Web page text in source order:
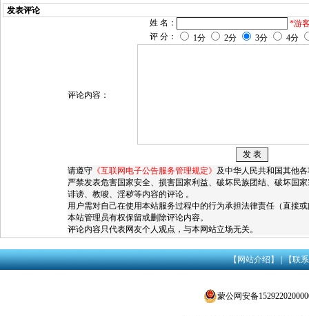
发表评论
姓 名：
*游
评 分：
1分 2分 3分 4分
评论内容：
请遵守 《互联网电子公告服务管理规定》 及中华人民共和国其他
严禁发表危害国家安全、损害国家利益、破坏民族团结、破坏国
诽谤、教唆、淫秽等内容的评论 。
用户需对自己在使用本站服务过程中的行为承担法律责任（直接
本站管理员有权保留或删除评论内容。
评论内容只代表网友个人观点，与本网站立场无关。
【网站介绍】|【联
蒙公网安备